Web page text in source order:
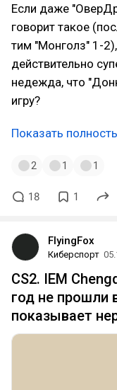
Если даже
говорит такое
тим "Монголз" 1-
действительно
недежда, что
игру?
Показать
2 1 1
18 1
FlyingFox
Киберспорт
CS2. IEM
год не прошли
показывает